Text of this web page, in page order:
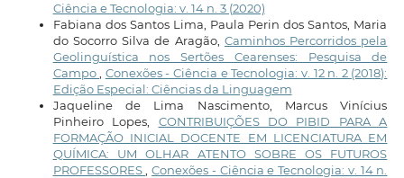
Ciência e Tecnologia: v. 14 n. 3 (2020)
Fabiana dos Santos Lima, Paula Perin dos Santos, Maria
do Socorro Silva de Aragão, Caminhos Percorridos pela
Geolinguística nos Sertões Cearenses: Pesquisa de
Campo
Conexões - Ciência e Tecnologia: v. 12 n. 2 (2018):
Edição Especial: Ciências da Linguagem
Jaqueline de Lima Nascimento, Marcus Vinícius
Pinheiro Lopes, CONTRIBUIÇÕES DO PIBID PARA A
FORMAÇÃO INICIAL DOCENTE EM LICENCIATURA EM
QUÍMICA: UM OLHAR ATENTO SOBRE OS FUTUROS
PROFESSORES
,Conexões - Ciência e Tecnologia: v. 14 n.